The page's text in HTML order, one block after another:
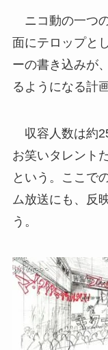
ニコ動の一つ
面にテロップと
ーの書き込みが
るようになる計
収容人数は約
お笑いタレント
という。ここで
ム放送にも、反
う。